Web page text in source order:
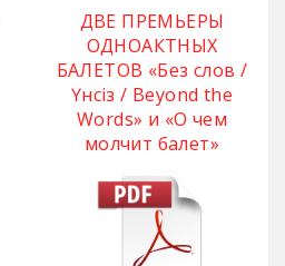
ДВЕ ПРЕМЬЕРЫ
ОДНОАКТНЫХ
БАЛЕТОВ «Без слов /
Үнсіз / Beyond the
Words» и «О чем
молчит балет»